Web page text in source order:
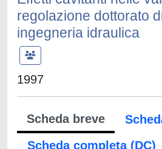
regolazione dottorato
ingegneria idraulica
1997
Scheda breve
Scheda completa (DC)